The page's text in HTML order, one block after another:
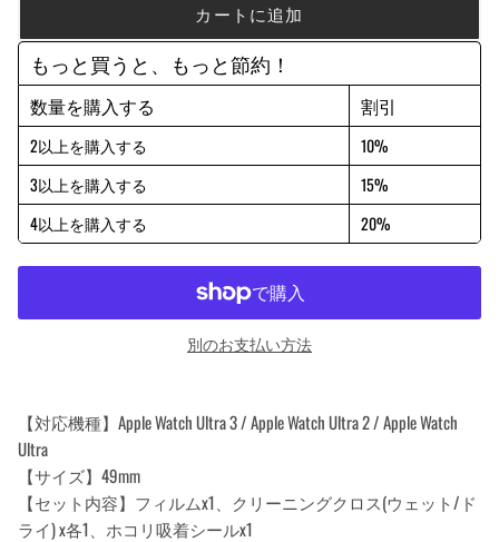
カートに追加
もっと買うと、もっと節約！
数量を購入する 割引
2以上を購入する
10%
3以上を購入する
15%
4以上を購入する
20%
別のお支払い方法
【対応機種】Apple Watch Ultra 3 / Apple Watch Ultra 2 / Apple Watch
Ultra
【サイズ】49mm
【セット内容】フィルムx1、クリーニングクロス(ウェット/ド
ライ) x各1、ホコリ吸着シールx1